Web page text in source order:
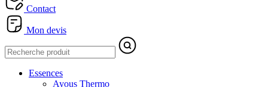
Contact
Mon devis
Essences
Ayous Thermo